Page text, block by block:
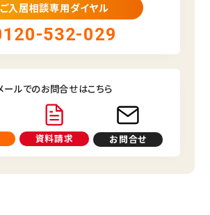
ご入居相談専用ダイヤル
532-029
ールでのお問合せはこちら
資料請求 お問合せ